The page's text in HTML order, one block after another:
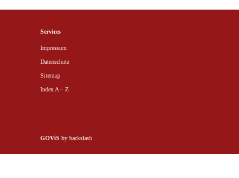
Services
Impressum
Datenschutz
Sitemap
Index A – Z
GOViS by backslash